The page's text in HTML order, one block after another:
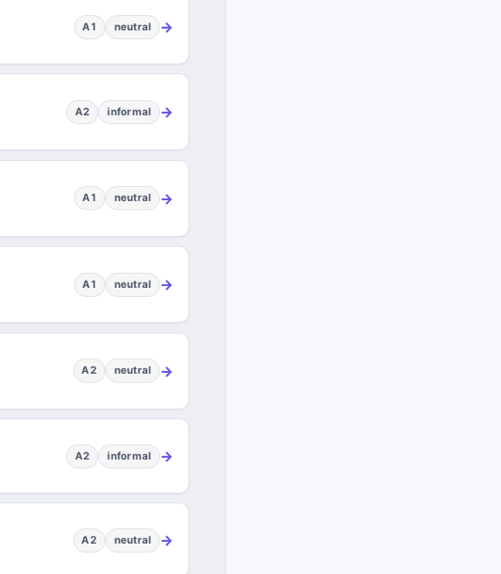
A1 neutral →
A2 informal →
A1 neutral →
A1 neutral →
A2 neutral →
A2 informal →
A2 neutral →